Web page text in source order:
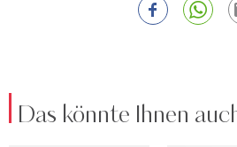
Das könnte Ihnen